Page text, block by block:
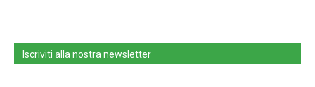
Iscriviti alla nostra newsletter